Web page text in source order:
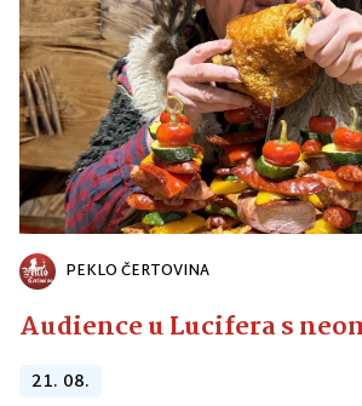
PEKLO ČERTOVINA
Audience u Lucifera s
21. 08.